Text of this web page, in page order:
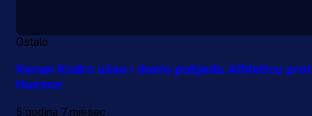
Ostalo
Kenan Kodro ušao i donio pobjedu Athleticu
Huesce
5 godina 7 mjesec